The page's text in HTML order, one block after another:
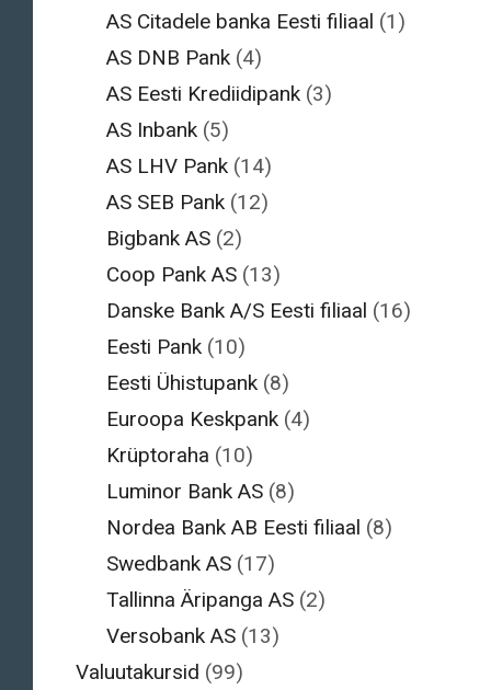
AS Citadele banka Eesti filiaal (1)
AS DNB Pank (4)
AS Eesti Krediidipank (3)
AS Inbank (5)
AS LHV Pank (14)
AS SEB Pank (12)
Bigbank AS (2)
Coop Pank AS (13)
Danske Bank A/S Eesti filiaal (16)
Eesti Pank (10)
Eesti Ühistupank (8)
Euroopa Keskpank (4)
Krüptoraha (10)
Luminor Bank AS (8)
Nordea Bank AB Eesti filiaal (8)
Swedbank AS (17)
Tallinna Äripanga AS (2)
Versobank AS (13)
Valuutakursid (99)